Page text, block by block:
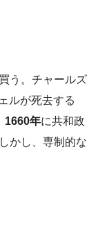
う。チャールズ
ルが死去する
1660年に共和政
かし、専制的な